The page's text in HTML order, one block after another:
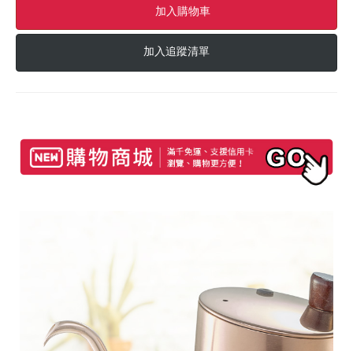
加入購物車
加入追蹤清單